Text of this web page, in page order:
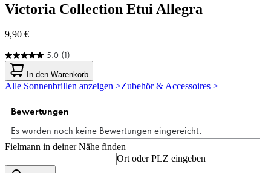
Victoria Collection Etui Allegra
9,90 €
5.0 (1)
5.0
von
5
Sternen.
Bewertung
In den Warenkorb
Alle Sonnenbrillen anzeigen >Zubehör & Accessoires >
Fielmann in deiner Nähe finden
Ort oder PLZ eingeben